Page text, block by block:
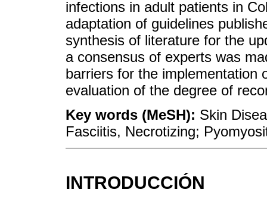
infections in adult patients in
adaptation of guidelines
synthesis of literature for the
a consensus of experts was
barriers for the implementation
evaluation of the degree of
Key words (MeSH): Skin
Fasciitis, Necrotizing;
INTRODUCCIÓN